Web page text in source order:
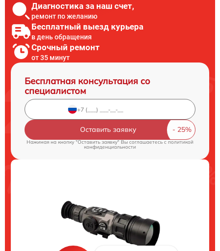
Диагностика за наш счет,
ремонт по желанию
Бесплатный выезд курьера
в день обращения
Срочный ремонт
от 35 минут
Бесплатная консультация со
специалистом
Оставить заявку
Нажимая на кнопку "Оставить заявку" Вы соглашаетесь cполитикой
конфиденциальности